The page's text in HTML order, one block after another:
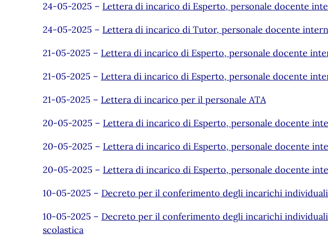
24-05-2025 – Lettera di incarico di Esperto, personale docente
24-05-2025 – Lettera di incarico di Tutor, personale docente
21-05-2025 – Lettera di incarico di Esperto, personale docente
21-05-2025 – Lettera di incarico di Esperto, personale docente
21-05-2025 – Lettera di incarico per il personale ATA
20-05-2025 – Lettera di incarico di Esperto, personale docente
20-05-2025 – Lettera di incarico di Esperto, personale docente
20-05-2025 – Lettera di incarico di Esperto, personale docente
10-05-2025 – Decreto per il conferimento degli incarichi individuali
10-05-2025 – Decreto per il conferimento degli incarichi
scolastica